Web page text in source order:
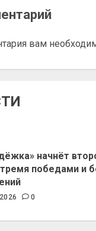
вам
начнёт
тремя победами и
0